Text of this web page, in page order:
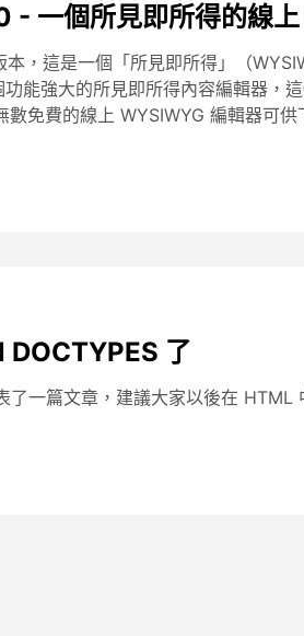
一個所見即所得的線
，這是一個「所見即所得」（
能強大的所見即所得內容編輯器，
免費的線上 WYSIWYG 編輯器可
了
了一篇文章，建議大家以後在 HTML